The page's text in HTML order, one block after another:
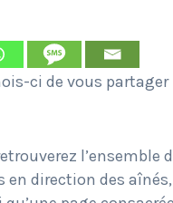
ci de vous
retrouverez
en direction des